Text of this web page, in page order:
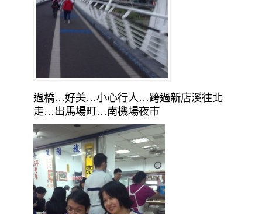
過橋…好美…小心行人…跨過新店溪往北
走…出馬場町…南機場夜市